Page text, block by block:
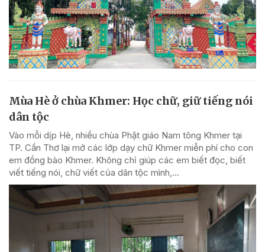
Mùa Hè ở chùa Khmer: Học chữ, giữ tiếng nói
dân tộc
Vào mỗi dịp Hè, nhiều chùa Phật giáo Nam tông Khmer tại
TP. Cần Thơ lại mở các lớp dạy chữ Khmer miễn phí cho con
em đồng bào Khmer. Không chỉ giúp các em biết đọc, biết
viết tiếng nói, chữ viết của dân tộc mình,...